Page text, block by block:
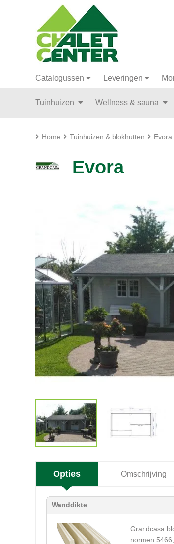
Catalogussen Leveringen
Tuinhuizen Wellness & sauna
Home Tuinhuizen & blokhutten Evora
Evora
Opties Omschrijving
Wanddikte
Grandcasa
normen